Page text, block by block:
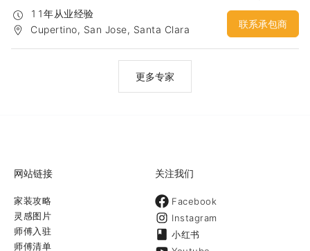
准. 目标是让每个客户都拥有一个漂亮舒适的家。
11年从业经验
Cupertino, San Jose, Santa Clara
联系承包商
更多专家
网站链接
家装攻略
灵感图片
师傅入驻
师傅清单
关注我们
Facebook
Instagram
小红书